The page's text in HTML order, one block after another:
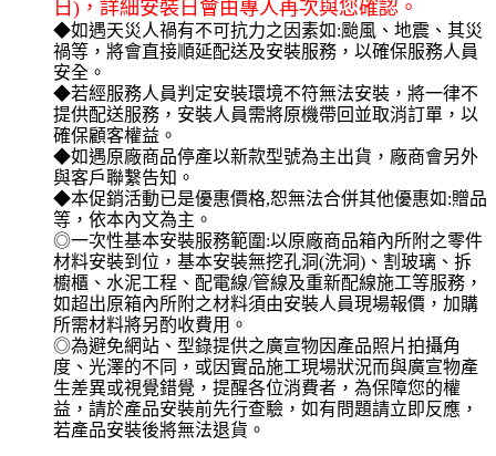
日)，詳細安裝日會由專人再次與您確認。
◆如遇天災人禍有不可抗力之因素如:颱風、地震、其災
禍等，將會直接順延配送及安裝服務，以確保服務人員
安全。
◆若經服務人員判定安裝環境不符無法安裝，將一律不
提供配送服務，安裝人員需將原機帶回並取消訂單，以
確保顧客權益。
◆如遇原廠商品停產以新款型號為主出貨，廠商會另外
與客戶聯繫告知。
◆本促銷活動已是優惠價格,恕無法合併其他優惠如:贈品
等，依本內文為主。
◎一次性基本安裝服務範圍:以原廠商品箱內所附之零件
材料安裝到位，基本安裝無挖孔洞(洗洞)、割玻璃、拆
櫥櫃、水泥工程、配電線/管線及重新配線施工等服務，
如超出原箱內所附之材料須由安裝人員現場報價，加購
所需材料將另酌收費用。
◎為避免網站、型錄提供之廣宣物因產品照片拍攝角
度、光澤的不同，或因實品施工現場狀況而與廣宣物產
生差異或視覺錯覺，提醒各位消費者，為保障您的權
益，請於產品安裝前先行查驗，如有問題請立即反應，
若產品安裝後將無法退貨。